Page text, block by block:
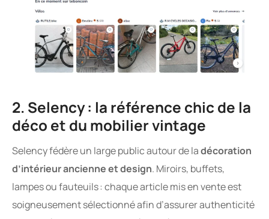
2. Selency : la référence chic de la
déco et du mobilier vintage
Selency fédère un large public autour de ladécoration
d’intérieur ancienne et design. Miroirs, buffets,
lampes ou fauteuils : chaque article mis en vente est
soigneusement sélectionné afin d’assurer authenticité